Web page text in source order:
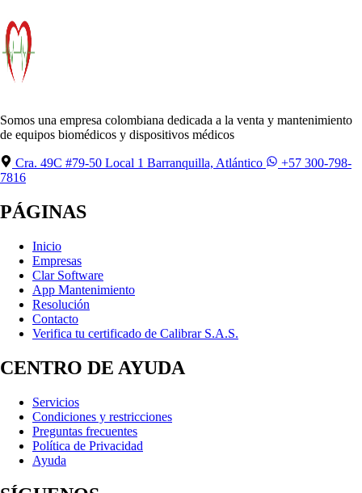
Somos una empresa colombiana dedicada a la venta y mantenimiento
de equipos biomédicos y dispositivos médicos
Cra. 49C #79-50 Local 1 Barranquilla, Atlántico
+57 300-798-
7816
PÁGINAS
Inicio
Empresas
Clar Software
App Mantenimiento
Resolución
Contacto
Verifica tu certificado de Calibrar S.A.S.
CENTRO DE AYUDA
Servicios
Condiciones y restricciones
Preguntas frecuentes
Política de Privacidad
Ayuda